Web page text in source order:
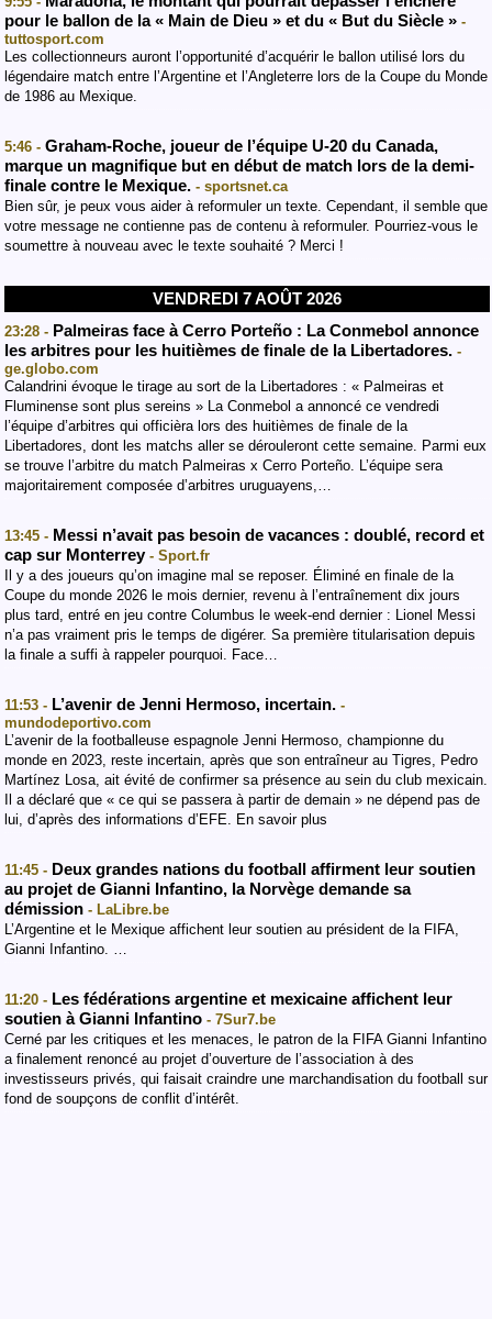
pour le ballon de la « Main de Dieu » et du « But du Siècle » -
tuttosport.com
Les collectionneurs auront l’opportunité d’acquérir le ballon utilisé lors du
légendaire match entre l’Argentine et l’Angleterre lors de la Coupe du Monde
de 1986 au Mexique.
5:46 - Graham-Roche, joueur de l’équipe U-20 du Canada,
marque un magnifique but en début de match lors de la demi-
finale contre le Mexique. - sportsnet.ca
Bien sûr, je peux vous aider à reformuler un texte. Cependant, il semble que
votre message ne contienne pas de contenu à reformuler. Pourriez-vous le
soumettre à nouveau avec le texte souhaité ? Merci !
VENDREDI 7 AOÛT 2026
23:28 - Palmeiras face à Cerro Porteño : La Conmebol annonce
les arbitres pour les huitièmes de finale de la Libertadores. -
ge.globo.com
Calandrini évoque le tirage au sort de la Libertadores : « Palmeiras et
Fluminense sont plus sereins » La Conmebol a annoncé ce vendredi
l’équipe d’arbitres qui officièra lors des huitièmes de finale de la
Libertadores, dont les matchs aller se dérouleront cette semaine. Parmi eux
se trouve l’arbitre du match Palmeiras x Cerro Porteño. L’équipe sera
majoritairement composée d’arbitres uruguayens,…
13:45 - Messi n’avait pas besoin de vacances : doublé, record et
cap sur Monterrey - Sport.fr
Il y a des joueurs qu’on imagine mal se reposer. Éliminé en finale de la
Coupe du monde 2026 le mois dernier, revenu à l’entraînement dix jours
plus tard, entré en jeu contre Columbus le week-end dernier : Lionel Messi
n’a pas vraiment pris le temps de digérer. Sa première titularisation depuis
la finale a suffi à rappeler pourquoi. Face…
11:53 - L’avenir de Jenni Hermoso, incertain. -
mundodeportivo.com
L’avenir de la footballeuse espagnole Jenni Hermoso, championne du
monde en 2023, reste incertain, après que son entraîneur au Tigres, Pedro
Martínez Losa, ait évité de confirmer sa présence au sein du club mexicain.
Il a déclaré que « ce qui se passera à partir de demain » ne dépend pas de
lui, d’après des informations d’EFE. En savoir plus
11:45 - Deux grandes nations du football affirment leur soutien
au projet de Gianni Infantino, la Norvège demande sa
démission - LaLibre.be
L’Argentine et le Mexique affichent leur soutien au président de la FIFA,
Gianni Infantino. …
11:20 - Les fédérations argentine et mexicaine affichent leur
soutien à Gianni Infantino - 7Sur7.be
Cerné par les critiques et les menaces, le patron de la FIFA Gianni Infantino
a finalement renoncé au projet d’ouverture de l’association à des
investisseurs privés, qui faisait craindre une marchandisation du football sur
fond de soupçons de conflit d’intérêt.